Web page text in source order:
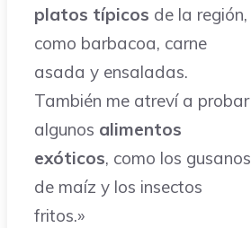
platos típicos de la región,
como barbacoa, carne
asada y ensaladas.
También me atreví a probar
algunos alimentos
exóticos, como los gusanos
de maíz y los insectos
fritos.»